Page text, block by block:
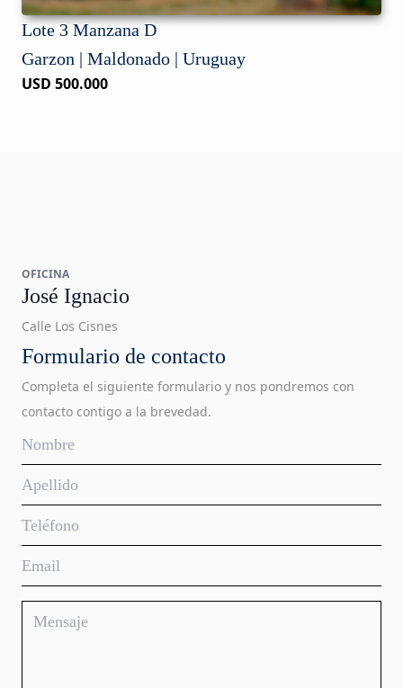
Lote 3 Manzana D
Garzon | Maldonado | Uruguay
USD 500.000
OFICINA
José Ignacio
Calle Los Cisnes
Formulario de contacto
Completa el siguiente formulario y nos pondremos con
contacto contigo a la brevedad.